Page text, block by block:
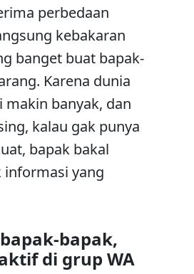
perbedaan
kebakaran
banget buat bapak-
Karena dunia
banyak, dan
kalau gak punya
bapak bakal
informasi yang
bapak,
di grup WA